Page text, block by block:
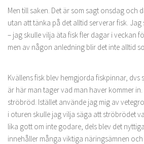
Men till saken. Det är som sagt onsdag och
utan att tänka på det alltid serverar fisk.
– jag skulle vilja äta fisk fler dagar i veckan
men av någon anledning blir det inte alltid
Kvällens fisk blev hemgjorda fiskpinnar, dvs
är här man tager vad man haver kommer
ströbröd. Istället använde jag mig av
i oturen skulle jag vilja säga att ströbrödet
lika gott om inte godare, dels blev det
innehåller många viktiga näringsämnen och